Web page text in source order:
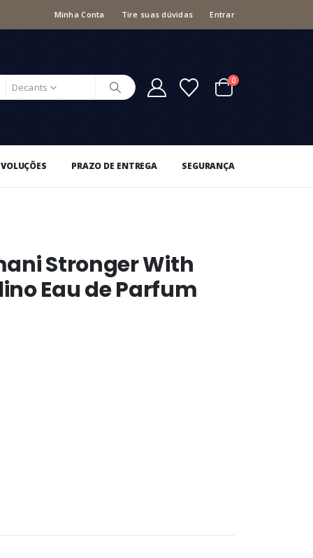
Minha Conta Tire suas dúvidas Entrar
Decants
0
PRAZO DE ENTREGA SEGURANÇA
Stronger With
Eau de Parfum